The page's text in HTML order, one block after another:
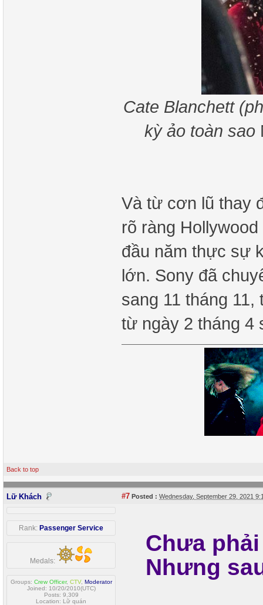
Cate Blanchett
kỳ ảo toàn sao
Và từ cơn lũ thay
rõ ràng
đầu năm thực sự
lớn. Sony đã
sang 11 tháng
từ ngày 2 tháng 4
Back to top
Lữ Khách #7 Posted : Wednesday, September 29, 2021
Rank: Passenger Service
Medals:
Groups: Crew Officer, CTV, Moderator
Joined: 10/20/2010(UTC)
Posts: 9,309
Location: Lữ quán
Chưa
Nhưng